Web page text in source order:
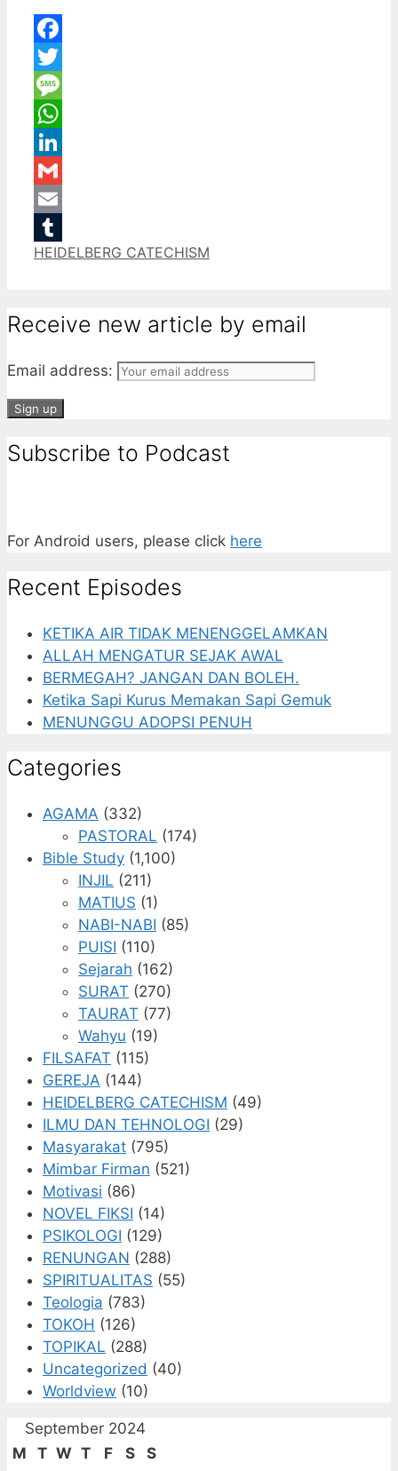
Facebook
Twitter
Message
WhatsApp
LinkedIn
Gmail
Email
Tumblr
Categories
HEIDELBERG CATECHISM
Receive new article by email
Email address:
Subscribe to Podcast
For Android users, please click here
Recent Episodes
KETIKA AIR TIDAK MENENGGELAMKAN
ALLAH MENGATUR SEJAK AWAL
BERMEGAH? JANGAN DAN BOLEH.
Ketika Sapi Kurus Memakan Sapi Gemuk
MENUNGGU ADOPSI PENUH
Categories
AGAMA (332)
PASTORAL (174)
Bible Study (1,100)
INJIL (211)
MATIUS (1)
NABI-NABI (85)
PUISI (110)
Sejarah (162)
SURAT (270)
TAURAT (77)
Wahyu (19)
FILSAFAT (115)
GEREJA (144)
HEIDELBERG CATECHISM (49)
ILMU DAN TEHNOLOGI (29)
Masyarakat (795)
Mimbar Firman (521)
Motivasi (86)
NOVEL FIKSI (14)
PSIKOLOGI (129)
RENUNGAN (288)
SPIRITUALITAS (55)
Teologia (783)
TOKOH (126)
TOPIKAL (288)
Uncategorized (40)
Worldview (10)
September 2024
M
T W T F S
S